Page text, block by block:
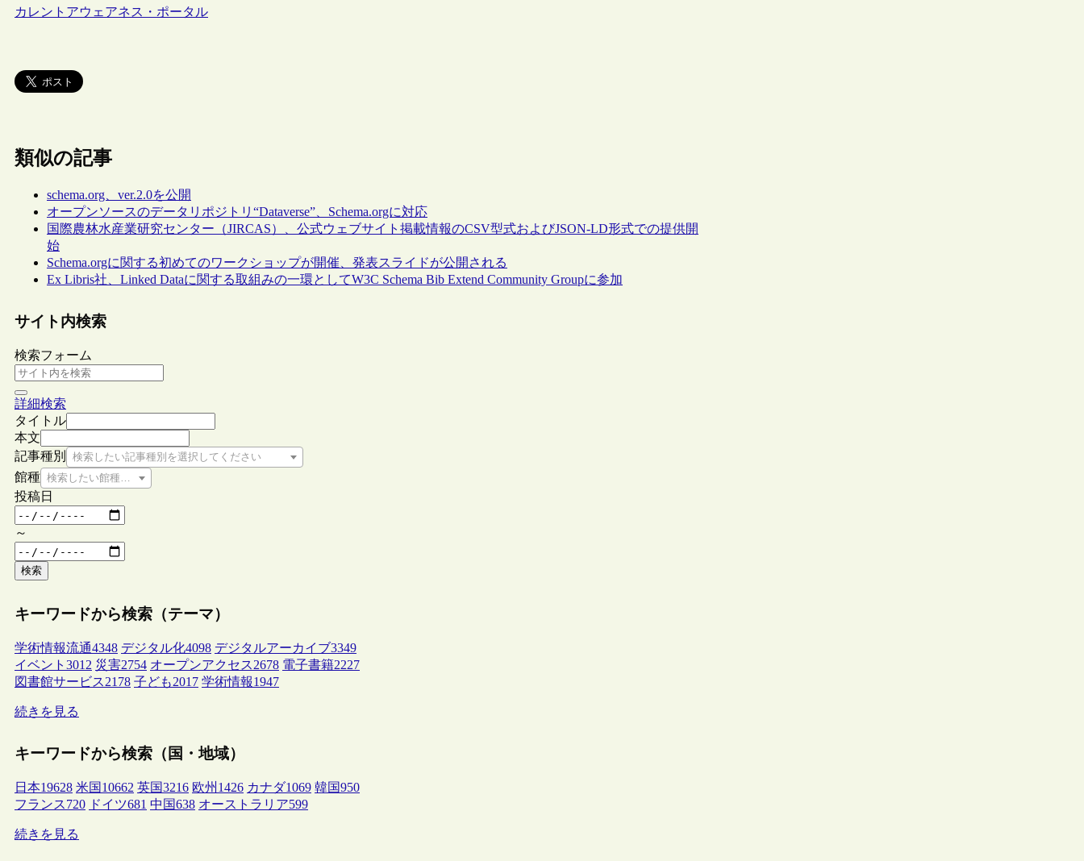
カレントアウェアネス・ポータル
類似の記事
schema.org、ver.2.0を公開
オープンソースのデータリポジトリ“Dataverse”、Schema.orgに対応
国際農林水産業研究センター（JIRCAS）、公式ウェブサイト掲載情報のCSV型式およびJSON-LD形式での提供開
始
Schema.orgに関する初めてのワークショップが開催、発表スライドが公開される
Ex Libris社、Linked Dataに関する取組みの一環としてW3C Schema Bib Extend Community Groupに参加
サイト内検索
検索フォーム
詳細検索
タイトル
本文
記事種別
検索したい記事種別を選択してください
館種 検索したい館種を選択してください
投稿日
～
検索
キーワードから検索（テーマ）
学術情報流通4348 デジタル化4098 デジタルアーカイブ3349
イベント 3012 災害2754 オープンアクセス2678 電子書籍2227
図書館サービス2178 子ども2017 学術情報1947
続きを見る
キーワードから検索（国・地域）
日本19628 米国 10662 英国3216 欧州 1426 カナダ1069 韓国950
フランス720 ドイツ681 中国638 オーストラリア599
続きを見る